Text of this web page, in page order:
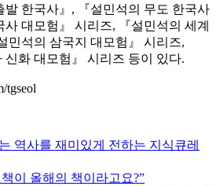
발 한국사』, 『설민석의 무도 한국사
대모험』 시리즈, 『설민석의 세계
민석의 삼국지 대모험』 시리즈,
신화 대모험』 시리즈 등이 있다.
tgseol
역사를 재미있게 전하는 지식큐레
이 올해의 책이라고요?”